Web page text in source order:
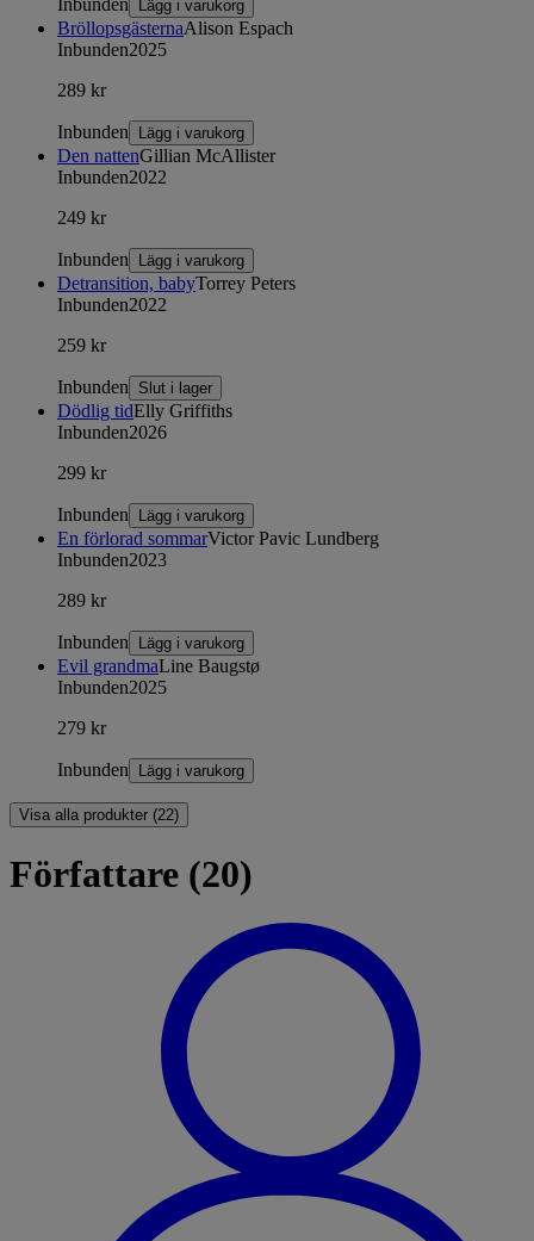
Lägg i varukorg
BröllopsgästernaAlison Espach
Inbunden2025
289 kr
Inbunden Lägg i varukorg
Den nattenGillian McAllister
Inbunden2022
249 kr
Inbunden Lägg i varukorg
Detransition, babyTorrey Peters
Inbunden2022
259 kr
Inbunden Slut i lager
Dödlig tidElly Griffiths
Inbunden2026
299 kr
Inbunden Lägg i varukorg
En förlorad sommarVictor Pavic Lundberg
Inbunden2023
289 kr
Inbunden Lägg i varukorg
Evil grandmaLine Baugstø
Inbunden2025
279 kr
Inbunden Lägg i varukorg
Visa alla produkter (22)
Författare (20)